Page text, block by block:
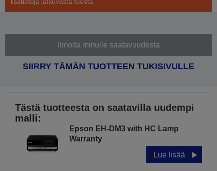
Ilmoita minulle saatavuudesta
SIIRRY TÄMÄN TUOTTEEN TUKISIVULLE
Tästä tuotteesta on saatavilla uudempi
malli:
Epson EH-DM3 with HC Lamp
Warranty
Lue lisää